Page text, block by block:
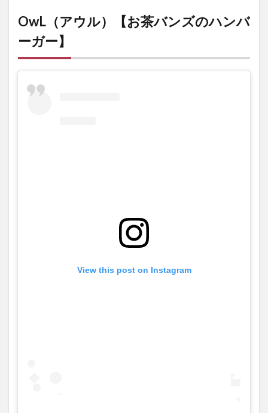
OwL（アウル）【お茶バンズのハンバ
ーガー】
View this post on Instagram